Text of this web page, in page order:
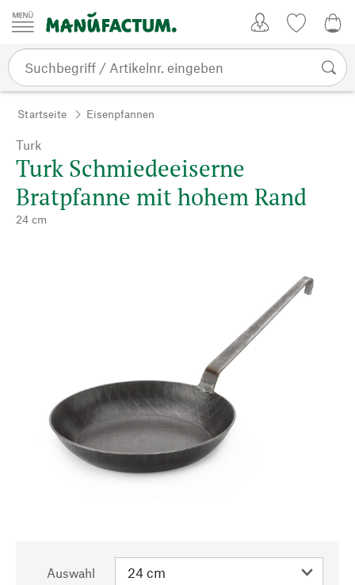
Zum Inhalt springen
Startseite Eisenpfannen
Turk
Turk Schmiedeeiserne
Bratpfanne mit hohem Rand
24 cm
Auswahl